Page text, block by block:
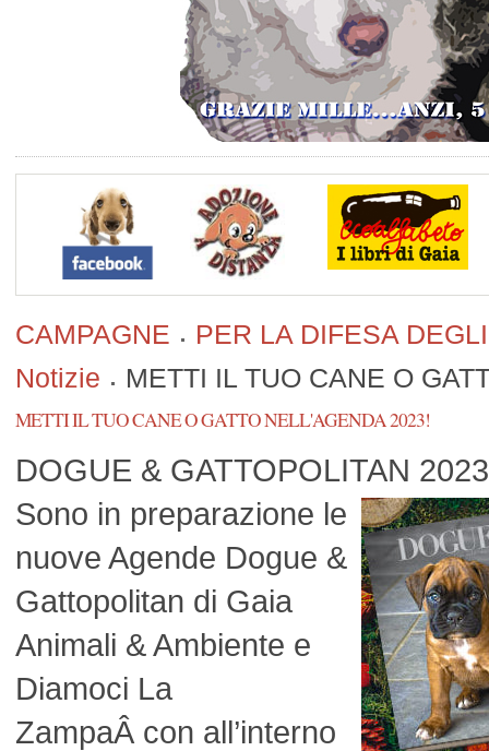
CAMPAGNE
PER LA DIFESA
Notizie
METTI IL TUO CANE O
METTI IL TUO CANE O GATTO NELL'AGENDA 2023!
DOGUE & GATTOPOLITAN
Sono in preparazione le
nuove Agende Dogue &
Gattopolitan di Gaia
Animali & Ambiente e
Diamoci La
ZampaÂ con all’interno